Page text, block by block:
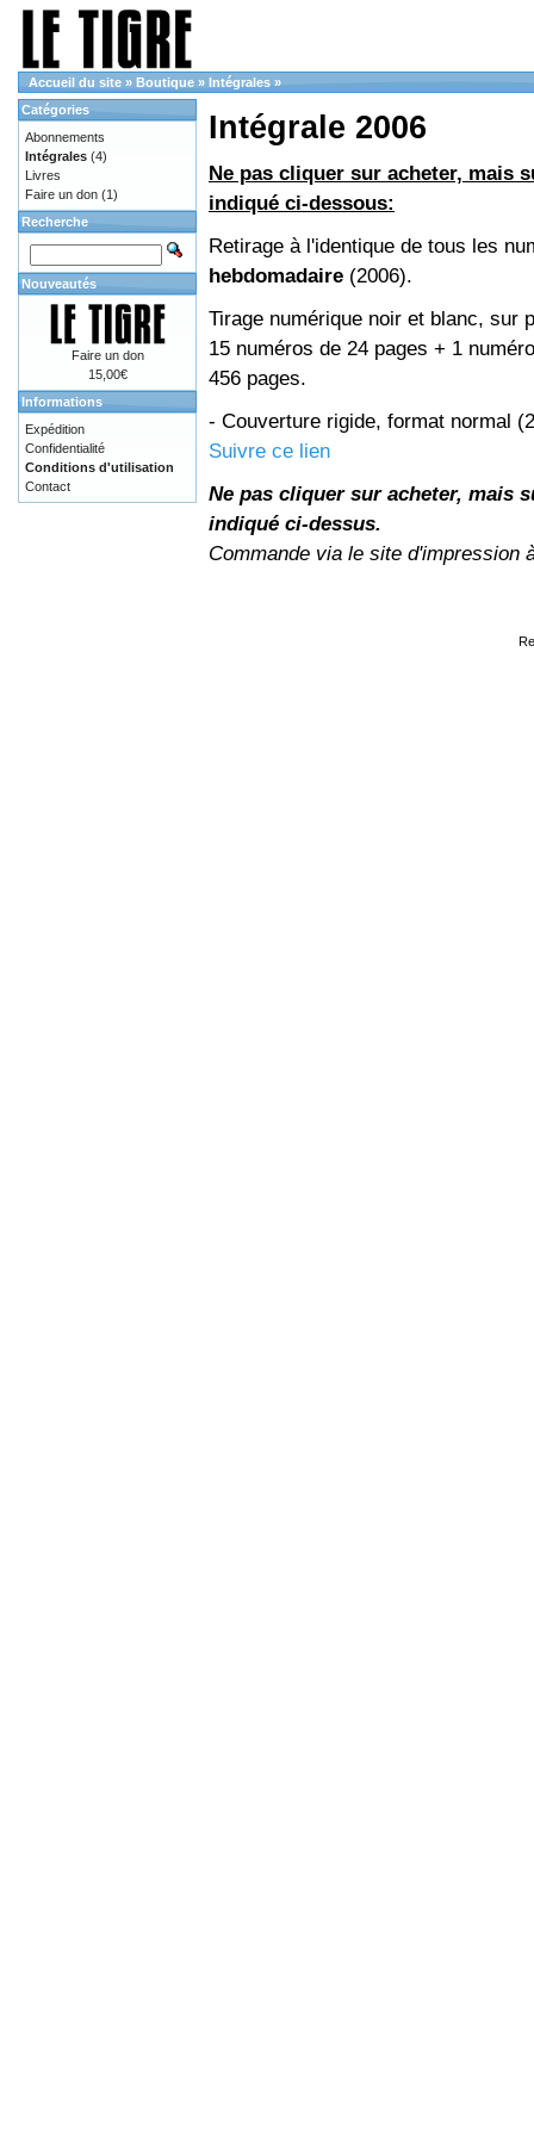
Accueil du site » Boutique » Intégrales »
Intégrale 2006
Ne pas cliquer sur acheter, mais
indiqué ci-dessous:
Retirage à l'identique de tous les
hebdomadaire (2006).
Tirage numérique noir et blanc, sur
15 numéros de 24 pages + 1
456 pages.
- Couverture rigide, format normal
Suivre ce lien
Ne pas cliquer sur acheter, mais
indiqué ci-dessus.
Commande via le site d'impression
Catégories
Abonnements
Intégrales (4)
Livres
Faire un don (1)
Recherche
Nouveautés
Faire un don
15,00€
Informations
Expédition
Confidentialité
Conditions d'utilisation
Contact